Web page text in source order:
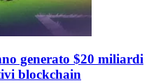
generato $20 miliardi
blockchain